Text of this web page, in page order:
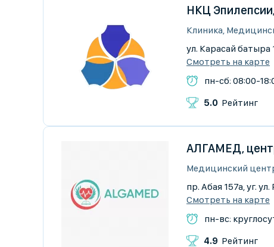
НКЦ
Клиника,
ул. Карасай батыра
Смотреть на карте
пн-сб: 08:00-
5.0 Рейтинг
АЛГАМЕД,
Медицинский
пр. Абая 157а, уг.
Смотреть на карте
пн-вс:
4.9 Рейтинг